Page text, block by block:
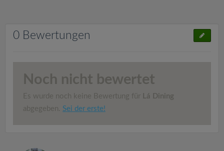
0 Bewertungen
Noch nicht bewertet
Es wurde noch keine Bewertung für Lá Dining
abgegeben. Sei der erste!